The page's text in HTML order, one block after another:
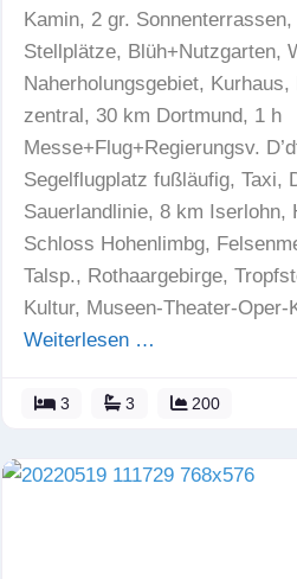
Kamin, 2 gr.
Stellplätze, Blüh+Nutzgarten,
Naherholungsgebiet, Kurhaus,
zentral, 30 km Dortmund, 1 h
Messe+Flug+Regierungsv.
Segelflugplatz fußläufig, Taxi,
Sauerlandlinie, 8 km Iserlohn,
Schloss Hohenlimbg,
Talsp., Rothaargebirge,
Kultur, Museen-Theater-Oper-
Weiterlesen …
3 3 200